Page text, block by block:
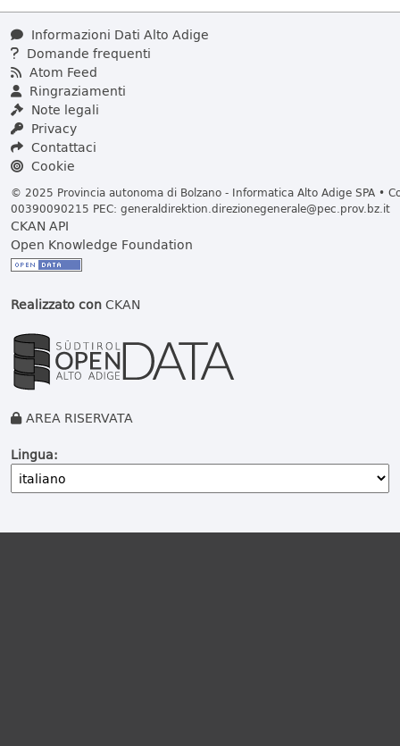
Informazioni Dati Alto Adige
Domande frequenti
Atom Feed
Ringraziamenti
Note legali
Privacy
Contattaci
Cookie
© 2025 Provincia autonoma di Bolzano - Informatica Alto Adige SPA •
00390090215 PEC: generaldirektion.direzionegenerale@pec.prov.bz.it
CKAN API
Open Knowledge Foundation
Realizzato conCKAN
AREA RISERVATA
Lingua